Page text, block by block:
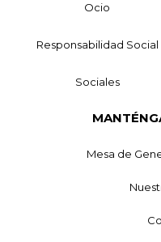
Ocio
Responsabilidad Social
Sociales
Mesa de